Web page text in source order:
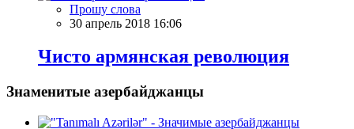
Прошу слова
30 апрель 2018 16:06
Чисто армянская революция
Знаменитые азербайджанцы